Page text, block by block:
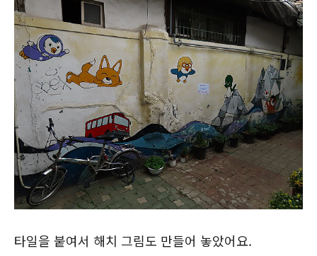
타일을 붙여서 해치 그림도 만들어 놓았어요.